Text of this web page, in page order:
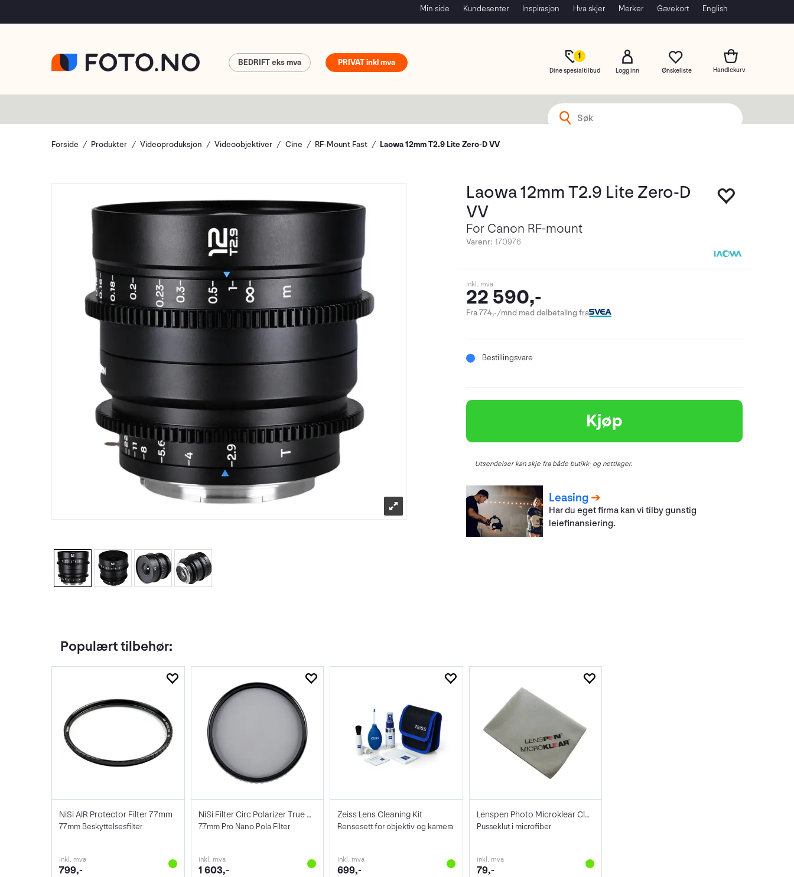
Min side Kundesenter Inspirasjon Hva skjer Merker Gavekort English
1
Dine spesialtilbud Logg inn
PRIVAT
BEDRIFT
Forside Produkter Videoproduksjon Videoobjektiver Cine RF-Mount Fast Laowa 12mm T2.9 Lite Zero-D VV
Laowa 12mm T2.9 Lite Zero-D
VV
For Canon RF-mount
Varenr: 170976
inkl. mva
22 590,-
Fra 774,-/mnd med delbetaling fra
Bestillingsvare
Kjøp
Utsendelser kan skje fra både butikk- og nettlager.
Leasing
Har du eget firma kan vi tilby gunstig
leiefinansiering.
Populært tilbehør:
NiSi AIR Protector Filter 77mm
77mm Beskyttelsesfilter
inkl. mva
799,-
NiSi Filter Circ Polarizer True Color 77
77mm Pro Nano Pola Filter
inkl. mva
1 603,-
Zeiss Lens Cleaning Kit
Rensesett for objektiv og kamera
inkl. mva
699,-
Lenspen Photo Microklear Cloth
Pusseklut i microfiber
inkl. mva
79,-